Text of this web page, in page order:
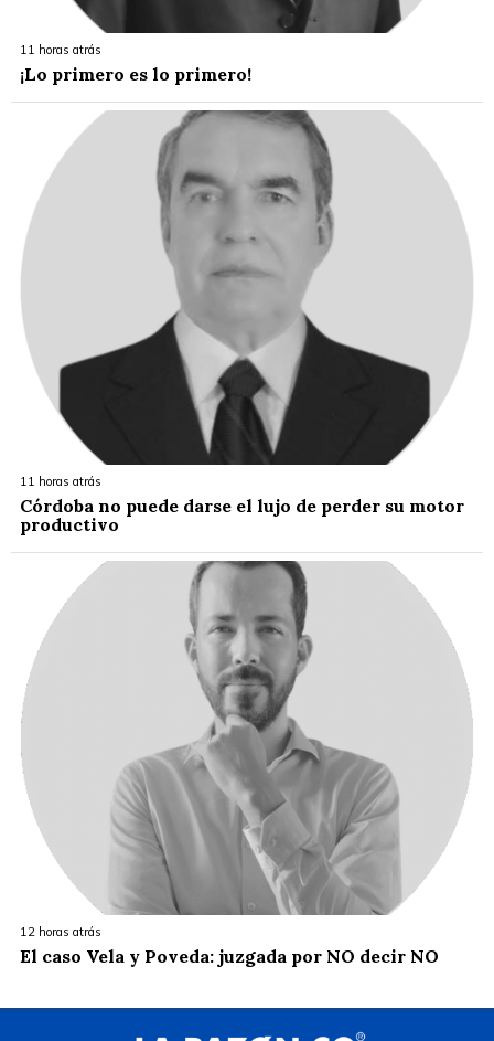
11 horas atrás
¡Lo primero es lo primero!
11 horas atrás
Córdoba no puede darse el lujo de perder su motor
productivo
12 horas atrás
El caso Vela y Poveda: juzgada por NO decir NO